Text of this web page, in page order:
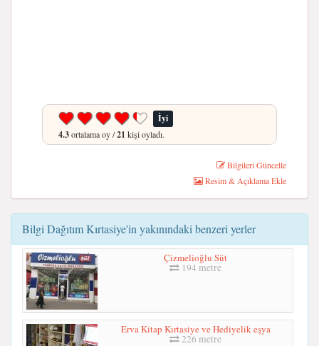
İyi
4.3ortalama oy /21 kişi oyladı.
Bilgileri Güncelle
Resim & Açıklama Ekle
Bilgi Dağıtım Kırtasiye'in yakınındaki benzeri yerler
Çizmelioğlu Süt
194 metre
Erva Kitap Kırtasiye ve Hediyelik eşya
226 metre